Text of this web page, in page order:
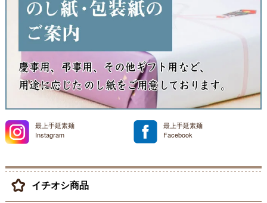
最上手延素麺
Instagram
最上手延素麺
Facebook
イチオシ商品